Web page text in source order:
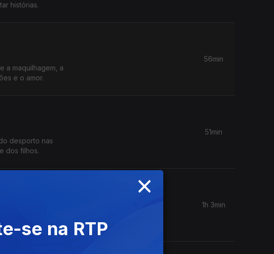
histórias.
a maquilhagem, a
e o amor.
56min
desporto nas
dos filhos.
51min
7 anos, as emoções
clientes.
1h 3min
×
se na RTP